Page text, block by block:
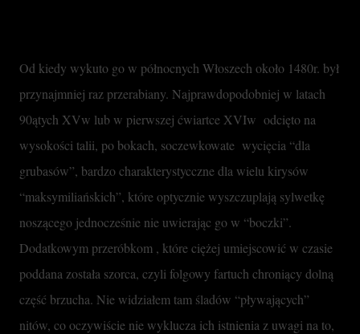
Od kiedy wykuto go w północnych Włoszech około 1480r. był
przynajmniej raz przerabiany. Najprawdopodobniej w latach
90ątych XVw lub w pierwszej ćwiartce XVIw  odcięto na
wysokości talii, po bokach, soczewkowate  wycięcia “dla
grubasów”, bardzo charakterystycczne dla wielu kirysów
“maksymiliańskich”, które optycznie wyszczuplają sylwetkę
noszącego jednocześnie nie uwierając go w “boczki”.
Dodatkowym przeróbkom , które ciężej umiejscowić w czasie
poddana została szorca, czyli folgowy fartuch chroniący dolną
część brzucha. Nie widziałem tam śladów “pływających”
nitów, co oczywiście nie wyklucza ich istnienia z uwagi na to,